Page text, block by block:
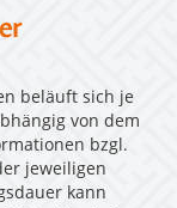
beläuft sich je
von dem
bzgl.
jeweiligen
kann